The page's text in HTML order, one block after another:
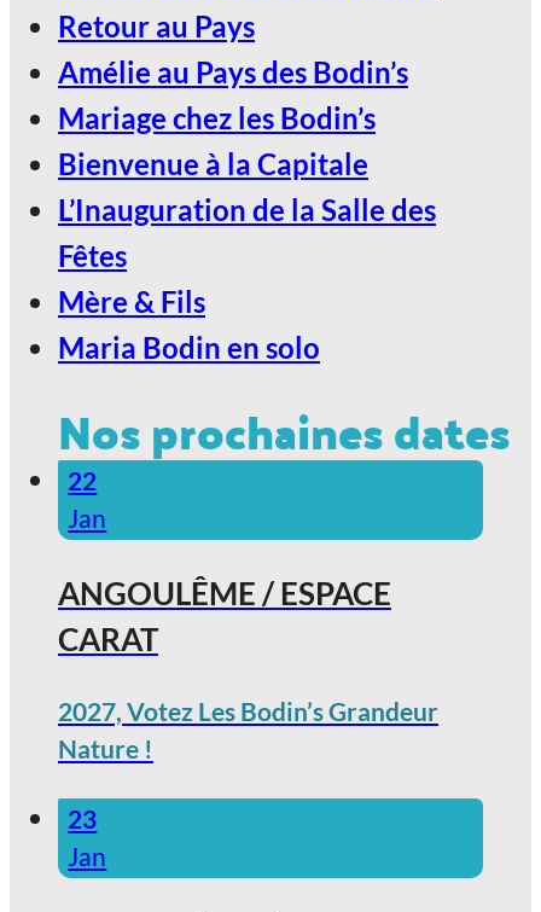
Retour au Pays
Amélie au Pays des Bodin’s
Mariage chez les Bodin’s
Bienvenue à la Capitale
L’Inauguration de la Salle des
Fêtes
Mère & Fils
Maria Bodin en solo
Nos prochaines dates
22
Jan
ANGOULÊME / ESPACE
CARAT
2027, Votez Les Bodin’s Grandeur
Nature !
23
Jan